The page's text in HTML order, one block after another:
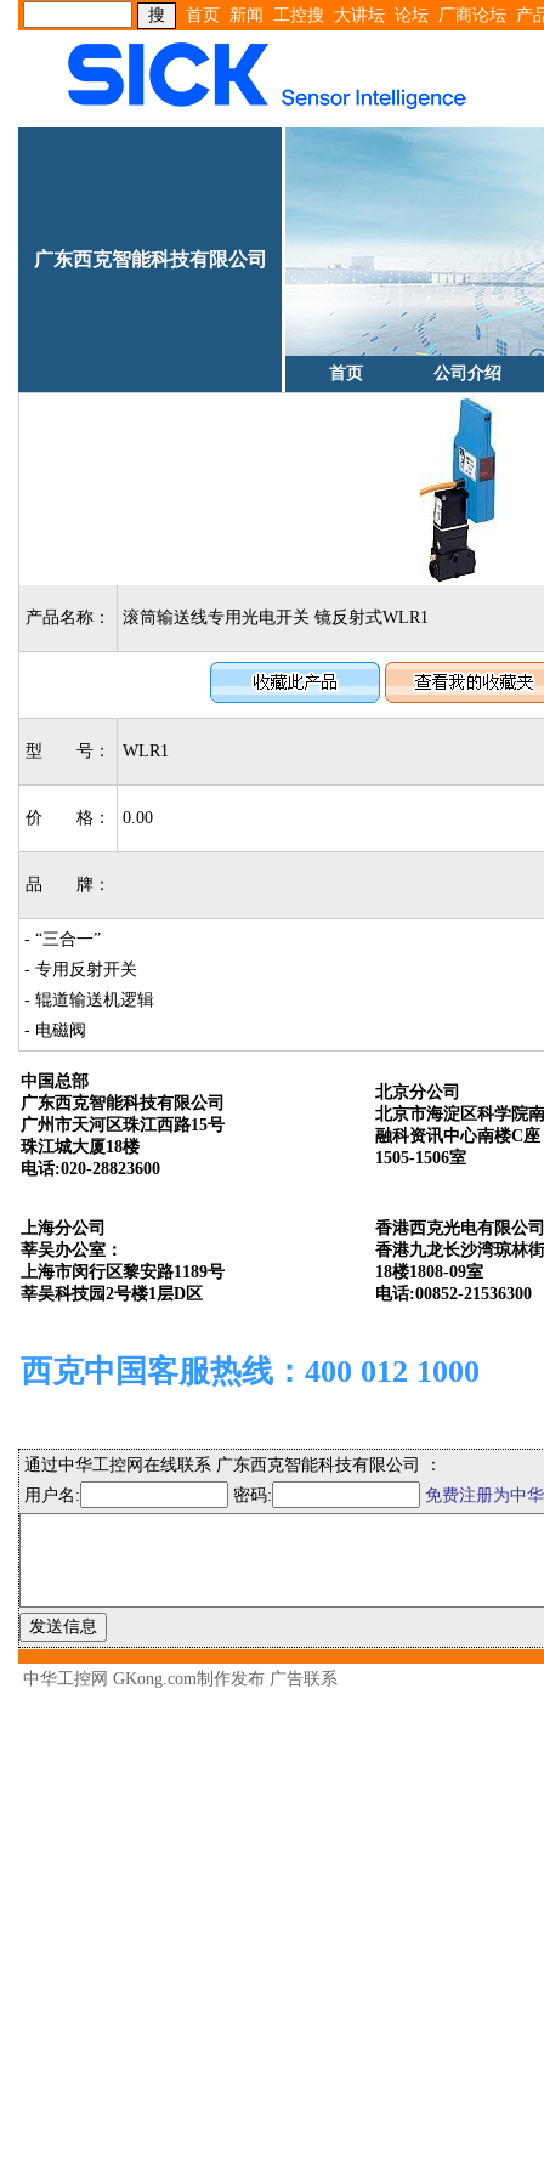
首页 新闻 工控搜 大讲坛 论坛 厂商论坛 产
广东西克智能科技有限公司
首页 公司介绍
产品名称： 滚筒输送线专用光电开关 镜反射式WLR1
型 号： WLR1
价 格： 0.00
品 牌：
- “三合一”
- 专用反射开关
- 辊道输送机逻辑
- 电磁阀
中国总部
广东西克智能科技有限公司
广州市天河区珠江西路15号
珠江城大厦18楼
电话:020-28823600
北京分公司
北京市海淀区科学院
融科资讯中心南楼C座
1505-1506室
上海分公司
莘吴办公室：
上海市闵行区黎安路1189号
莘吴科技园2号楼1层D区
香港西克光电有限公司
香港九龙长沙湾琼林
18楼1808-09室
电话:00852-21536300
西克中国客服热线：400 012 1000
通过中华工控网在线联系 广东西克智能科技有限公司 ：
用户名:
密码: 免费注册为中
中华工控网 GKong.com制作发布 广告联系